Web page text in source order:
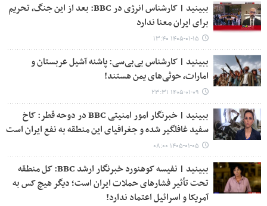
ببینید | کارشناس انرژی در BBC: بعد از این جنگ، تحریم
برای ایران معنا ندارد
۱۴۰۵-۰۱-۱۵ ۱۳:۴۰
ببینید | کارشناس بی‌بی‌سی: پاشنه آشیل عربستان و
امارات، حوثی‌های یمن هستند!
۱۴۰۵-۰۱-۰۹ ۲۳:۳۱
ببینید | خبرنگار امور امنیتی BBC در دوحه قطر: کاخ
سفید غافلگیر شده و جغرافیای این منطقه به نفع ایران است
۱۴۰۵-۰۱-۰۵ ۰۸:۰۰
ببینید | نفیسه کوهنورد خبرنگار ارشد BBC: کل منطقه
تحت تأثیر فشارهای حملات ایران است؛ دیگر هیچ کس به
آمریکا و اسرائیل اعتماد ندارد!